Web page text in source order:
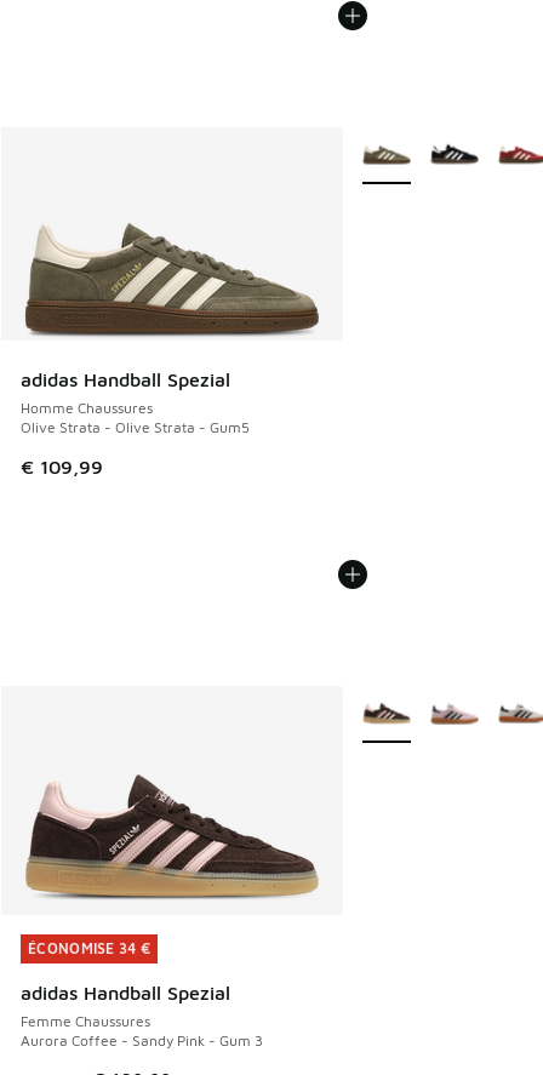
adidas Handball Spezial
Homme Chaussures
Olive Strata - Olive Strata - Gum5
€ 109,99
Plus de couleurs
ÉCONOMISE 34 €
adidas Handball Spezial
Femme Chaussures
Aurora Coffee - Sandy Pink - Gum 3
ÉCONOMISE 34 €
Plus de couleurs